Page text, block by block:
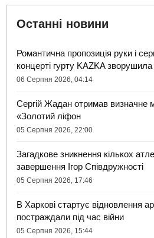
Останні новини
Романтична пропозиція руки і
концерті гурту KAZKA зворушила
06 Серпня 2026, 04:14
Сергій Жадан отримав визначне
«Золотий ліфон
05 Серпня 2026, 22:00
Загадкове зникнення кількох
завершення Ігор Співдружності
05 Серпня 2026, 17:46
В Харкові стартує відновлення
постраждали під час війни
05 Серпня 2026, 15:44